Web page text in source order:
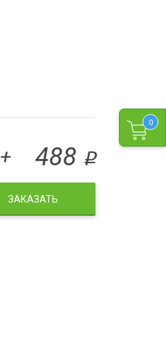
0
+ 488 q
ЗАКАЗАТЬ